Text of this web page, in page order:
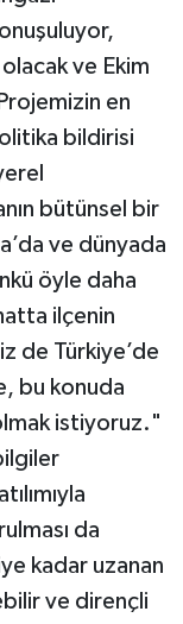
ve Ekim
en
bildirisi
bütünsel bir
ve dünyada
öyle daha
ilçenin
de Türkiye’de
bu konuda
istiyoruz."
da
kadar uzanan
ve dirençli